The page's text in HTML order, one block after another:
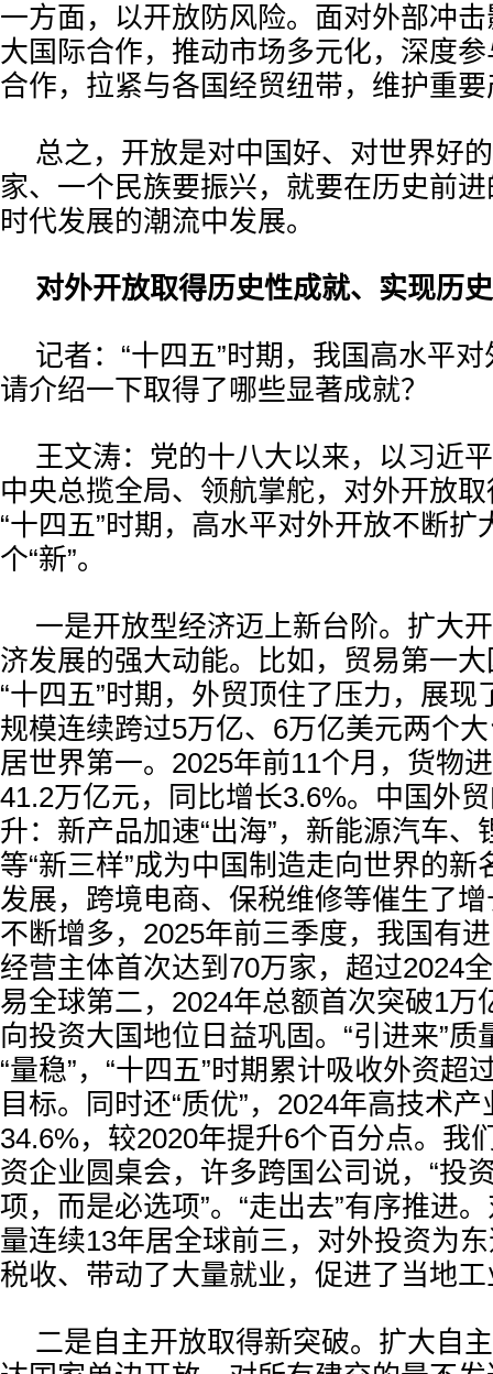
一方面，以开放防风险。面对外部冲
大国际合作，推动市场多元化，深度
合作，拉紧与各国经贸纽带，维护重
总之，开放是对中国好、对世界好
家、一个民族要振兴，就要在历史前
时代发展的潮流中发展。
对外开放取得历史性成就、实现历
记者：“十四五”时期，我国高水平
请介绍一下取得了哪些显著成就？
王文涛：党的十八大以来，以习近
中央总揽全局、领航掌舵，对外开放
“十四五”时期，高水平对外开放不断扩
个“新”。
一是开放型经济迈上新台阶。扩大
济发展的强大动能。比如，贸易第一
“十四五”时期，外贸顶住了压力，展现
规模连续跨过5万亿、6万亿美元两个
居世界第一。2025年前11个月，货物
41.2万亿元，同比增长3.6%。中国外
升：新产品加速“出海”，新能源汽车、
等“新三样”成为中国制造走向世界的新
发展，跨境电商、保税维修等催生了
不断增多，2025年前三季度，我国有
经营主体首次达到70万家，超过2024
易全球第二，2024年总额首次突破1万
向投资大国地位日益巩固。“引进来”质
“量稳”，“十四五”时期累计吸收外资超
目标。同时还“质优”，2024年高技术
34.6%，较2020年提升6个百分点。我
资企业圆桌会，许多跨国公司说，“投
项，而是必选项”。“走出去”有序推进
量连续13年居全球前三，对外投资为
税收、带动了大量就业，促进了当地
二是自主开放取得新突破。扩大自